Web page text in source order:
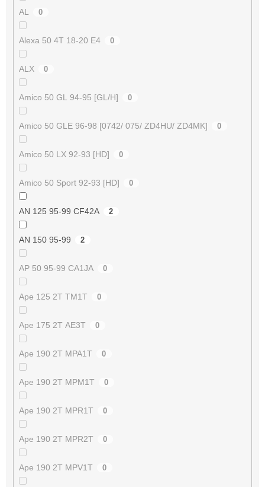
AL 0
Alexa 50 4T 18-20 E4 0
ALX 0
Amico 50 GL 94-95 [GL/H] 0
Amico 50 GLE 96-98 [0742/ 075/ ZD4HU/ ZD4MK] 0
Amico 50 LX 92-93 [HD] 0
Amico 50 Sport 92-93 [HD] 0
AN 125 95-99 CF42A 2
AN 150 95-99 2
AP 50 95-99 CA1JA 0
Ape 125 2T TM1T 0
Ape 175 2T AE3T 0
Ape 190 2T MPA1T 0
Ape 190 2T MPM1T 0
Ape 190 2T MPR1T 0
Ape 190 2T MPR2T 0
Ape 190 2T MPV1T 0